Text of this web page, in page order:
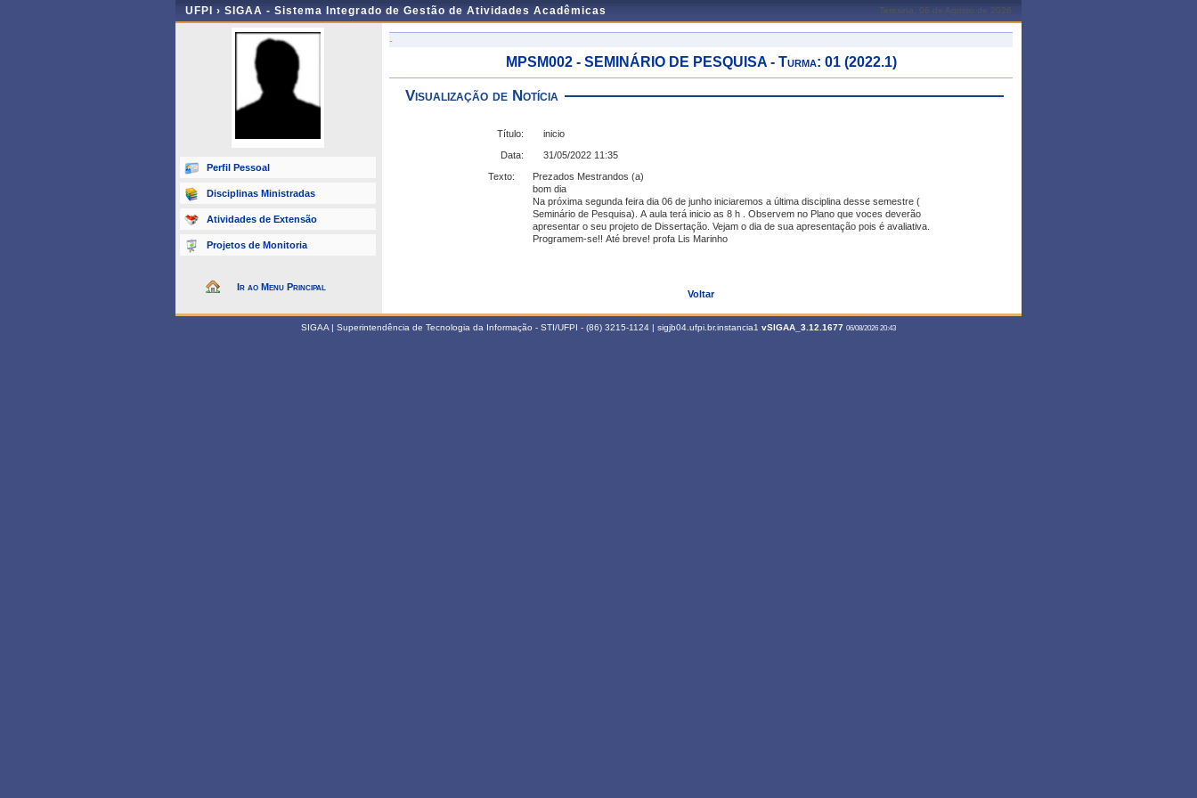
UFPI › SIGAA - Sistema Integrado de Gestão de Atividades Acadêmicas Teresina, 06 de Agosto de 2026
Perfil Pessoal
Disciplinas Ministradas
Atividades de Extensão
Projetos de Monitoria
Ir ao Menu Principal
-
MPSM002 - SEMINÁRIO DE PESQUISA - Turma: 01 (2022.1)
Visualização de Notícia
Título:
inicio
Data:
31/05/2022 11:35
Texto:
Prezados Mestrandos (a)
bom dia
Na próxima segunda feira dia 06 de junho iniciaremos a última disciplina desse semestre (
Seminário de Pesquisa). A aula terá inicio as 8 h . Observem no Plano que voces deverão
apresentar o seu projeto de Dissertação. Vejam o dia de sua apresentação pois é avaliativa.
Programem-se!! Até breve! profa Lis Marinho
Voltar
SIGAA | Superintendência de Tecnologia da Informação - STI/UFPI - (86) 3215-1124 | sigjb04.ufpi.br.instancia1 vSIGAA_3.12.1677 06/08/2026 20:43